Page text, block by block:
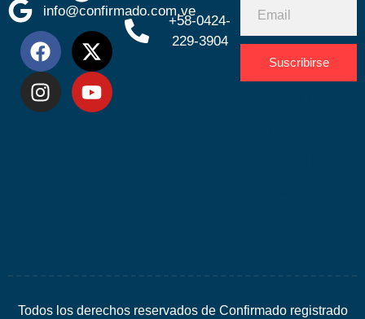
info@confirmado.com.ve
+58-0424-
229-3904
Suscribirse
Todos los derechos reservados de Confirmado registrado